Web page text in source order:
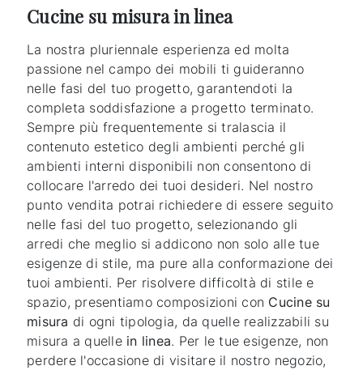
Cucine su misura in linea
La nostra pluriennale esperienza ed molta
passione nel campo dei mobili ti guideranno
nelle fasi del tuo progetto, garantendoti la
completa soddisfazione a progetto terminato.
Sempre più frequentemente si tralascia il
contenuto estetico degli ambienti perché gli
ambienti interni disponibili non consentono di
collocare l'arredo dei tuoi desideri. Nel nostro
punto vendita potrai richiedere di essere seguito
nelle fasi del tuo progetto, selezionando gli
arredi che meglio si addicono non solo alle tue
esigenze di stile, ma pure alla conformazione dei
tuoi ambienti. Per risolvere difficoltà di stile e
spazio, presentiamo composizioni con Cucine su
misura di ogni tipologia, da quelle realizzabili su
misura a quelle in linea. Per le tue esigenze, non
perdere l'occasione di visitare il nostro negozio,